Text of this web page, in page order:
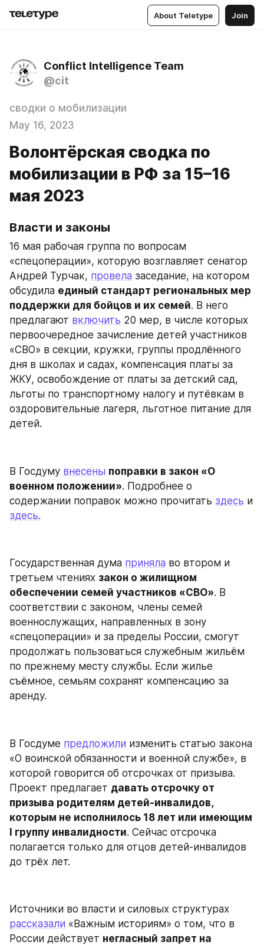
About Teletype Join
Conflict Intelligence Team
@cit
сводки о мобилизации
May 16, 2023
Волонтёрская сводка по
мобилизации в РФ за 15–16
мая 2023
Власти и законы
16 мая рабочая группа по вопросам
«спецоперации», которую возглавляет сенатор
Андрей Турчак, провела заседание, на котором
обсудила единый стандарт региональных мер
поддержки для бойцов и их семей. В него
предлагают включить 20 мер, в числе которых
первоочередное зачисление детей участников
«СВО» в секции, кружки, группы продлённого
дня в школах и садах, компенсация платы за
ЖКУ, освобождение от платы за детский сад,
льготы по транспортному налогу и путёвкам в
оздоровительные лагеря, льготное питание для
детей.
В Госдуму внесены поправки в закон «О
военном положении». Подробнее о
содержании поправок можно прочитать здесь
здесь.
Государственная дума приняла во втором и
третьем чтениях закон о жилищном
обеспечении семей участников «СВО». В
соответствии с законом, члены семей
военнослужащих, направленных в зону
«спецоперации» и за пределы России, смогут
продолжать пользоваться служебным жильём
по прежнему месту службы. Если жилье
съёмное, семьям сохранят компенсацию за
аренду.
В Госдуме предложили изменить статью закона
«О воинской обязанности и военной службе», в
которой говорится об отсрочках от призыва.
Проект предлагает давать отсрочку от
призыва родителям детей-инвалидов,
которым не исполнилось 18 лет или имеющим
I группу инвалидности. Сейчас отсрочка
полагается только для отцов детей-инвалидов
до трёх лет.
рассказали «Важным историям» о том, что в
России действует негласный запрет на